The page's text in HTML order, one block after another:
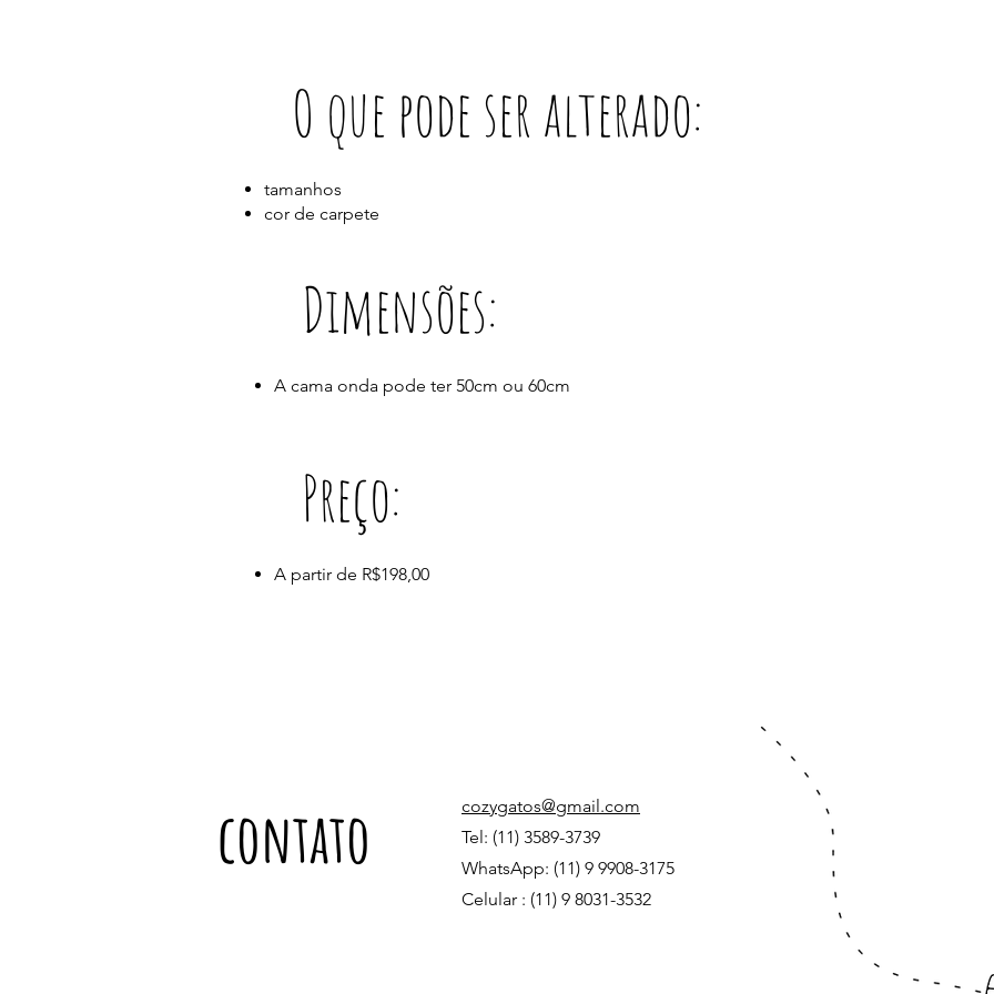
O que pode ser alterado:
tamanhos
cor de carpete
Dimensões:
A cama onda pode ter 50cm ou 60cm
Preço:
A partir de R$198,00
contato
cozygatos@gmail.com
Tel: (11) 3589-3739
WhatsApp: (11) 9 9908-3175
Celular : (11) 9 8031-3532